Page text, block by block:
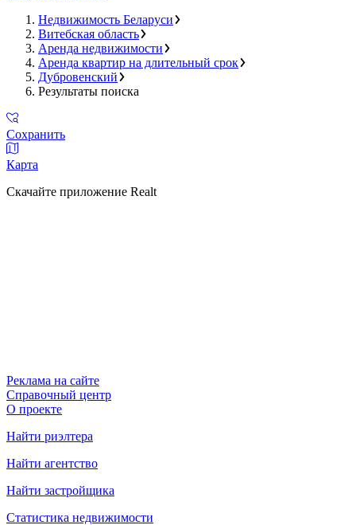
Недвижимость Беларуси
Витебская область
Аренда недвижимости
Аренда квартир на длительный срок
Дубровенский
Результаты поиска
Сохранить
Карта
Скачайте приложение Realt
Реклама на сайте
Справочный центр
О проекте
Найти риэлтера
Найти агентство
Найти застройщика
Статистика недвижимости